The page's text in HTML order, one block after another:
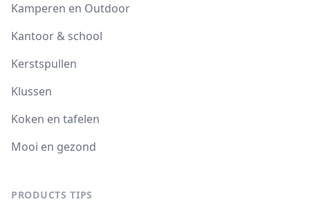
Kamperen en Outdoor
Kantoor & school
Kerstspullen
Klussen
Koken en tafelen
Mooi en gezond
PRODUCTS TIPS